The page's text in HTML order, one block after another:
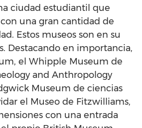
ciudad estudiantil que
una gran cantidad de
Estos museos son en su
Destacando en importancia,
el Whipple Museum de
and Anthropology
Museum de ciencias
el Museo de Fitzwilliams,
con una entrada